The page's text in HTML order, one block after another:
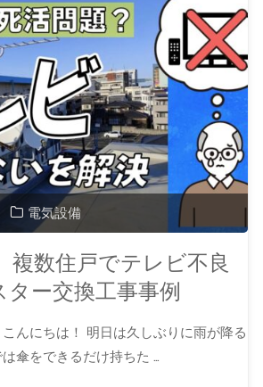
電気設備
複数住戸でテレビ不良
ター交換工事事例
んにちは！ 明日は久しぶりに雨が降る
傘をできるだけ持ちた …